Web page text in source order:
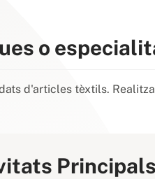
o
d'articles tèxtils.
Principals